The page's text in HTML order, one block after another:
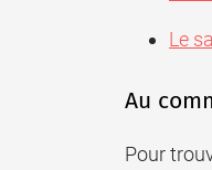
Le
Au
Pour